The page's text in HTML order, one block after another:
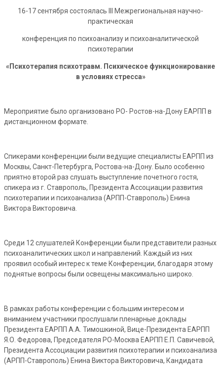
16-17 сентября состоялась III Межрегиональная научно-
практическая
конференция по психоанализу и психоаналитической
психотерапии
«Психотерапия психотравм. Психическое функционирование
в условиях стресса»
Мероприятие было организовано РО- Ростов-на-Дону ЕАРПП в
дистанционном формате.
Спикерами конференции были ведущие специалисты ЕАРПП из
Москвы, Санкт-Петербурга, Ростова-на-Дону. Было особенно
приятно второй раз слушать выступление почетного гостя,
спикера из г. Ставрополь, Президента Ассоциации развития
психотерапии и психоанализа (АРПП-Ставрополь) Енина
Виктора Викторовича.
Среди 12 слушателей Конференции были представители разных
психоаналитических школ и направлений. Каждый из них
проявил особый интерес к теме Конференции, благодаря этому
поднятые вопросы были освещены максимально широко.
В рамках работы конференции с большим интересом и
вниманием участники прослушали пленарные доклады
Президента ЕАРПП А.А. Тимошкиной, Вице-Президента ЕАРПП
Я.О. Федорова, Председателя РО-Москва ЕАРПП Е.П. Савичевой,
Президента Ассоциации развития психотерапии и психоанализа
(АРПП-Ставрополь) Енина Виктора Викторовича, Кандидата